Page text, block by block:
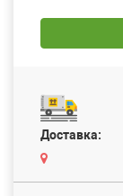
Доставка: